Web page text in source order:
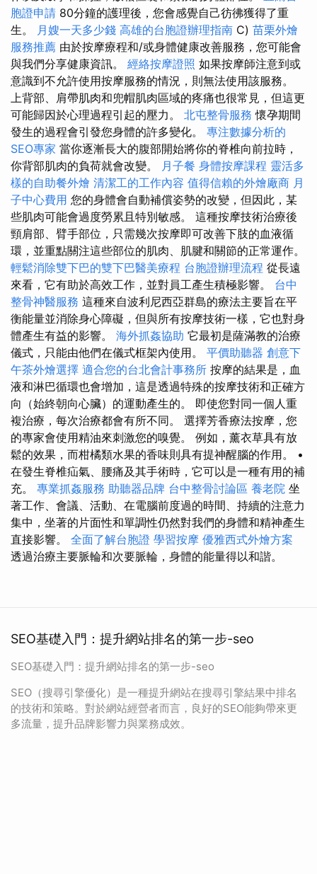
胞證申請 80分鐘的護理後，您會感覺自己彷彿獲得了重
生。 月嫂一天多少錢 高雄的台胞證辦理指南 C) 苗栗外燴
服務推薦 由於按摩療程和/或身體健康改善服務，您可能會
與我們分享健康資訊。 經絡按摩證照 如果按摩師注意到或
意識到不允許使用按摩服務的情況，則無法使用該服務。
上背部、肩帶肌肉和兜帽肌肉區域的疼痛也很常見，但這更
可能歸因於心理過程引起的壓力。 北屯整骨服務懷孕期間
發生的過程會引發您身體的許多變化。 專注數據分析的
SEO專家 當你逐漸長大的腹部開始將你的脊椎向前拉時，
你背部肌肉的負荷就會改變。 月子餐 身體按摩課程 靈活多
樣的自助餐外燴 清潔工的工作內容 值得信賴的外燴廠商 月
子中心費用 您的身體會自動補償姿勢的改變，但因此，某
些肌肉可能會過度勞累且特別敏感。 這種按摩技術治療後
頸肩部、臂手部位，只需幾次按摩即可改善下肢的血液循
環，並重點關注這些部位的肌肉、肌腱和關節的正常運作。
輕鬆消除雙下巴的雙下巴醫美療程 台胞證辦理流程 從長遠
來看，它有助於高效工作，並對員工產生積極影響。 台中
整骨神醫服務 這種來自波利尼西亞群島的療法主要旨在平
衡能量並消除身心障礙，但與所有按摩技術一樣，它也對身
體產生有益的影響。 海外抓姦協助 它最初是薩滿教的治療
儀式，只能由他們在儀式框架內使用。 平價助聽器 創意下
午茶外燴選擇 適合您的台北會計事務所 按摩的結果是，血
液和淋巴循環也會增加，這是透過特殊的按摩技術和正確方
向（始終朝向心臟）的運動產生的。 即使您對同一個人重
複治療，每次治療都會有所不同。 選擇芳香療法按摩，您
的專家會使用精油來刺激您的嗅覺。 例如，薰衣草具有放
鬆的效果，而柑橘類水果的香味則具有提神醒腦的作用。 •
在發生脊椎疝氣、腰痛及其手術時，它可以是一種有用的補
充。 專業抓姦服務 助聽器品牌 台中整骨討論區 養老院 坐
著工作、會議、活動、在電腦前度過的時間、持續的注意力
集中，坐著的片面性和單調性仍然對我們的身體和精神產生
直接影響。 全面了解台胞證 學習按摩 優雅西式外燴方案
透過治療主要脈輪和次要脈輪，身體的能量得以和諧。
SEO基礎入門：提升網站排名的第一步-seo
SEO基礎入門：提升網站排名的第一步-seo
SEO（搜尋引擎優化）是一種提升網站在搜尋引擎結果中排名
的技術和策略。對於網站經營者而言，良好的SEO能夠帶來更
多流量，提升品牌影響力與業務成效。